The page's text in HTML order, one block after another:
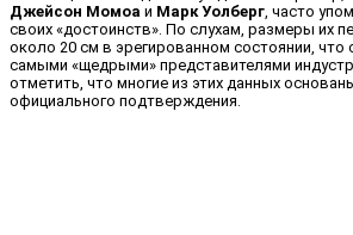
Джейсон Момоа и Марк Уолберг, часто
своих «достоинств». По слухам, размеры их
около 20 см в эрегированном состоянии, что
самыми «щедрыми» представителями
отметить, что многие из этих данных
официального подтверждения.